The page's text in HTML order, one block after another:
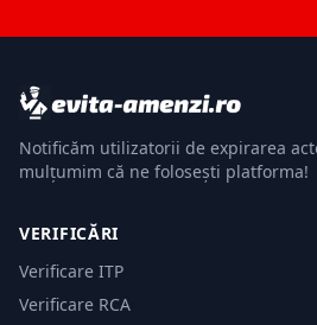
Notificăm utilizatorii de expirarea
mulțumim că ne folosești platforma!
VERIFICĂRI
Verificare ITP
Verificare RCA